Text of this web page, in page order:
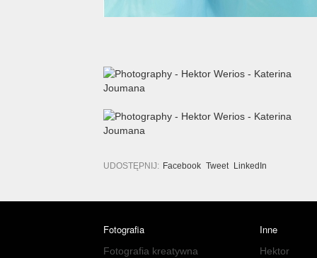
UDOSTĘPNIJ: Facebook Tweet LinkedIn
Fotografia
Fotografia kreatywna
Inne
Hektor